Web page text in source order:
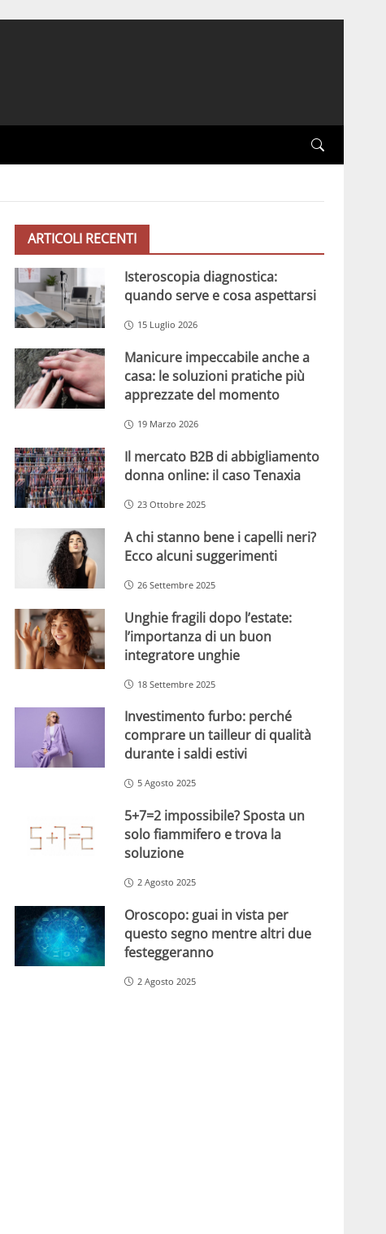
ARTICOLI RECENTI
Isteroscopia diagnostica:
quando serve e cosa aspettarsi
15 Luglio 2026
Manicure impeccabile anche a
casa: le soluzioni pratiche più
apprezzate del momento
19 Marzo 2026
Il mercato B2B di abbigliamento
donna online: il caso Tenaxia
23 Ottobre 2025
A chi stanno bene i capelli neri?
Ecco alcuni suggerimenti
26 Settembre 2025
Unghie fragili dopo l’estate:
l’importanza di un buon
integratore unghie
18 Settembre 2025
Investimento furbo: perché
comprare un tailleur di qualità
durante i saldi estivi
5 Agosto 2025
5+7=2 impossibile? Sposta un
solo fiammifero e trova la
soluzione
2 Agosto 2025
Oroscopo: guai in vista per
questo segno mentre altri due
festeggeranno
2 Agosto 2025